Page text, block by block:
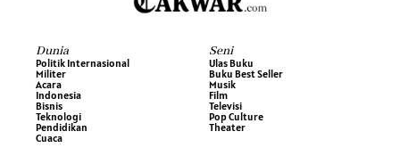
Dunia
Politik Internasional
Militer
Acara
Indonesia
Bisnis
Teknologi
Pendidikan
Cuaca
Seni
Ulas Buku
Buku Best Seller
Musik
Film
Televisi
Pop Culture
Theater